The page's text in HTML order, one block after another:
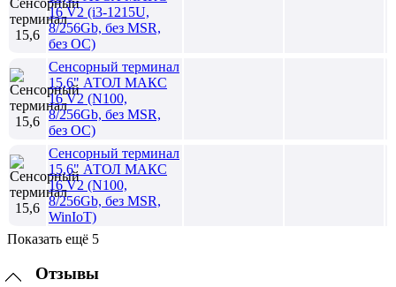
16 V2 (i3-1215U,
8/256Gb, без MSR,
без ОС)
Сенсорный терминал
15,6" АТОЛ МАКС
16 V2 (N100,
8/256Gb, без MSR,
без ОС)
Сенсорный терминал
15,6" АТОЛ МАКС
16 V2 (N100,
8/256Gb, без MSR,
WinIoT)
Показать ещё 5
Отзывы